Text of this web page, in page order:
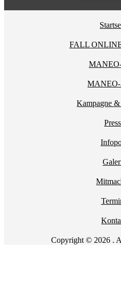
FALL
Kampagne
Copyright © 2026 .